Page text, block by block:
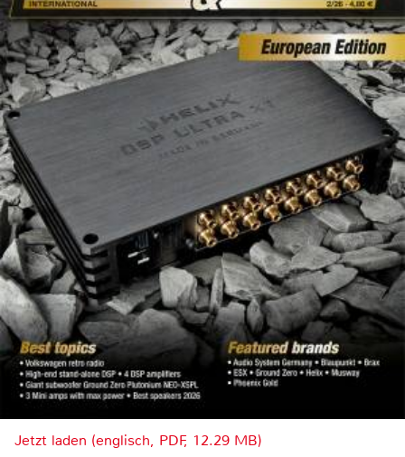
Jetzt laden (englisch, PDF, 12.29 MB)